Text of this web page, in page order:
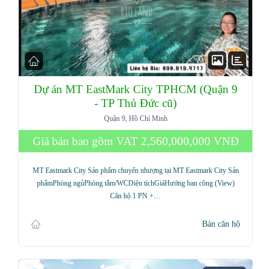
Dự án MT EastMark City TPHCM (Quận 9
- TP Thủ Đức cũ)
Quận 9, Hồ Chí Minh
Giá bán bao gồm VAT 2,560,000,000 VNĐ
MT Eastmark City Sản phẩm chuyển nhượng tại MT Eastmark City Sản
phẩmPhòng ngủPhòng tắm/WCDiện tíchGiáHướng ban công (View)
Căn hộ 1 PN +…
Bán căn hộ